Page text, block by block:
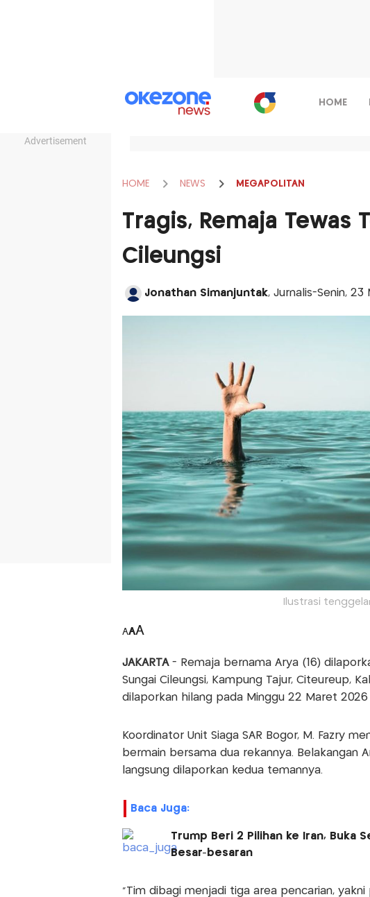
Advertisement
HOME
HOME NEWS MEGAPOLITAN
Tragis, Remaja Tewas
Cileungsi
Jonathan Simanjuntak, Jurnalis-Senin, 23
Ilustrasi
AAA
JAKARTA- Remaja bernama Arya (16)
Sungai Cileungsi, Kampung Tajur, Citeureup,
dilaporkan hilang pada Minggu 22 Maret 2026
Koordinator Unit Siaga SAR Bogor, M. Fazry
bermain bersama dua rekannya. Belakangan
langsung dilaporkan kedua temannya.
Baca Juga:
Trump Beri 2 Pilihan ke Iran, Buka
Besar-besaran
"Tim dibagi menjadi tiga area pencarian,